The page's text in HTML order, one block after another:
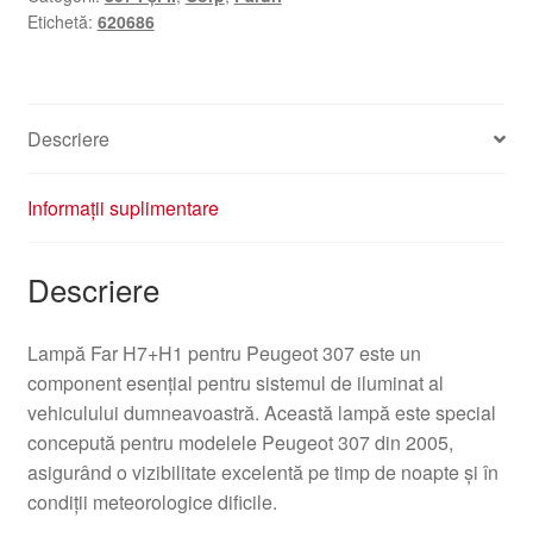
Etichetă: 620686
Descriere
Informații suplimentare
Descriere
Lampă Far H7+H1 pentru Peugeot 307 este un
component esențial pentru sistemul de iluminat al
vehiculului dumneavoastră. Această lampă este special
concepută pentru modelele Peugeot 307 din 2005,
asigurând o vizibilitate excelentă pe timp de noapte și în
condiții meteorologice dificile.